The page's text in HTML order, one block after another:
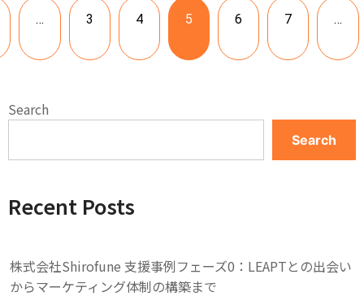
… 3 4 5 6 7 …
Search
Search
Recent Posts
株式会社Shirofune 支援事例フェーズ0：LEAPTとの出会い
からマーケティング体制の構築まで